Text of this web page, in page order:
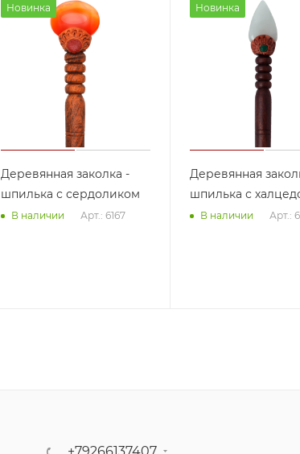
Новинка
Деревянная заколка -
шпилька с сердоликом
В наличии Арт.: 6167
Новинка
Деревянная
шпилька с
В наличии Арт.: